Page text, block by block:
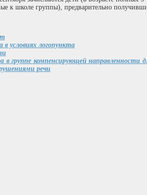
к школе группы), предварительно
условиях логопункта
в группе компенсирующей
речи